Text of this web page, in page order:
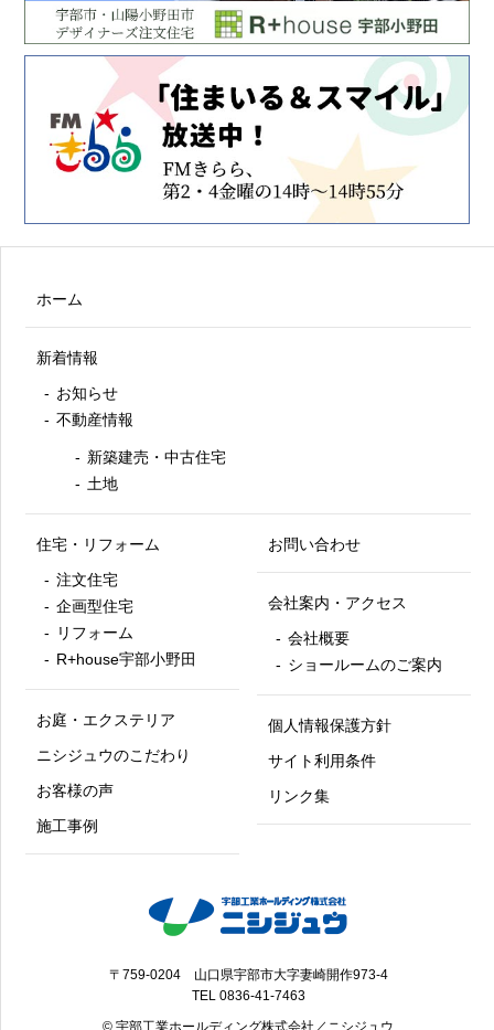
〒759-0204 山口県宇部市大字妻崎開作973-4
TEL 0836-41-7463
ホーム
新着情報
お知らせ
不動産情報
新築建売・中古住宅
土地
住宅・リフォーム
注文住宅
企画型住宅
リフォーム
R+house宇部小野田
お庭・エクステリア
ニシジュウのこだわり
お客様の声
施工事例
お問い合わせ
会社案内・アクセス
会社概要
ショールームのご案内
個人情報保護方針
サイト利用条件
リンク集